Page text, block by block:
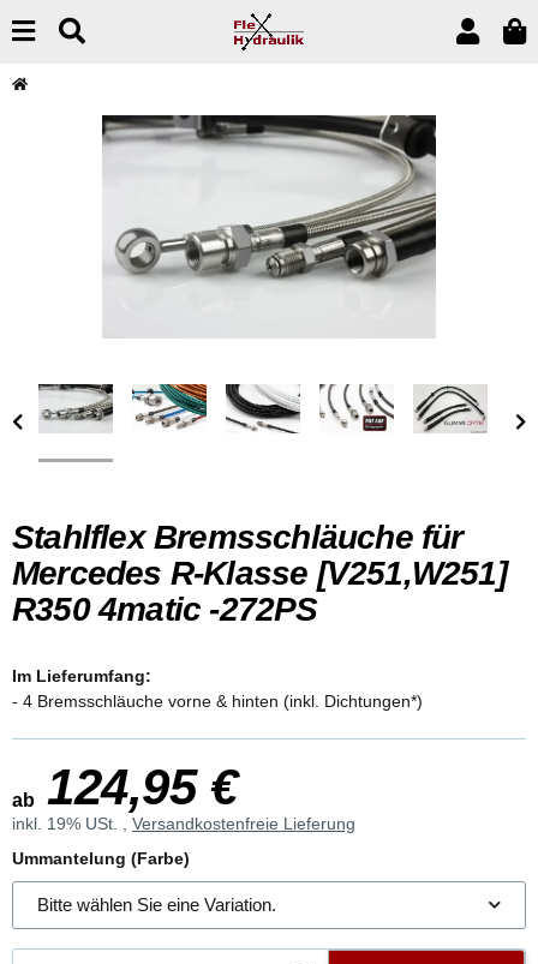
Stahlflex Bremsschläuche für
Mercedes R-Klasse [V251,W251]
R350 4matic -272PS
Im Lieferumfang:
- 4 Bremsschläuche vorne & hinten (inkl. Dichtungen*)
ab 124,95 €
inkl. 19% USt. , Versandkostenfreie Lieferung
Ummantelung (Farbe)
Bitte wählen Sie eine Variation.